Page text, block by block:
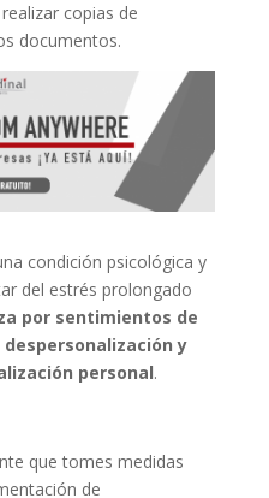
copias de
documentos.
condición psicológica y
del estrés prolongado
por sentimientos de
y
personal.
que tomes medidas
de